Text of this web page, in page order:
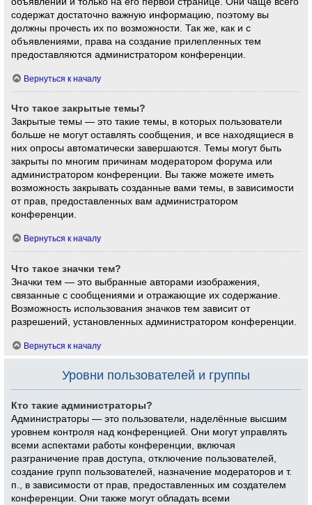
содержат достаточно важную информацию, поэтому вы
должны прочесть их по возможности. Так же, как и с
объявлениями, права на создание прилепленных тем
предоставляются администратором конференции.
Вернуться к началу
Что такое закрытые темы?
Закрытые темы — это такие темы, в которых пользователи
больше не могут оставлять сообщения, и все находящиеся в
них опросы автоматически завершаются. Темы могут быть
закрыты по многим причинам модератором форума или
администратором конференции. Вы также можете иметь
возможность закрывать созданные вами темы, в зависимости
от прав, предоставленных вам администратором
конференции.
Вернуться к началу
Что такое значки тем?
Значки тем — это выбранные авторами изображения,
связанные с сообщениями и отражающие их содержание.
Возможность использования значков тем зависит от
разрешений, установленных администратором конференции.
Вернуться к началу
Уровни пользователей и группы
Кто такие администраторы?
Администраторы — это пользователи, наделённые высшим
уровнем контроля над конференцией. Они могут управлять
всеми аспектами работы конференции, включая
разграничение прав доступа, отключение пользователей,
создание групп пользователей, назначение модераторов и т.
п., в зависимости от прав, предоставленных им создателем
конференции. Они также могут обладать всеми